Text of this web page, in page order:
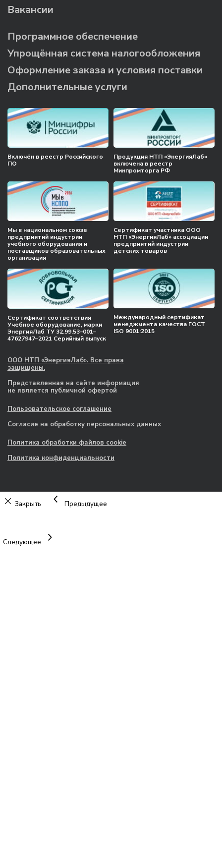
Вакансии
Программное обеспечение
Упрощённая система налогообложения
Оформление заказа и условия поставки
Дополнительные услуги
Включён в реестр Российского
ПО
Продукция НТП «ЭнергияЛаб»
включена в реестр
Минпромторга РФ
Мы в национальном союзе
предприятий индустрии
учебного оборудования и
поставщиков образовательных
организация
Сертификат участника ООО
НТП «ЭнергияЛаб» ассоциации
предприятий индустрии
детских товаров
Сертификат соответствия
Учебное оборудование, марки
ЭнергияЛаб ТУ 32.99.53–001–
47627947–2021 Серийный выпуск
Международный сертификат
менеджмента качества ГОСТ
ISO 9001:2015
ООО НТП «ЭнергияЛаб». Все права
защищены.
Представленная на сайте информация
не является публичной офертой
Пользовательское соглашение
Согласие на обработку персональных данных
Политика обработки файлов cookie
Политика конфиденциальности
Закрыть Предыдущее
Следующее